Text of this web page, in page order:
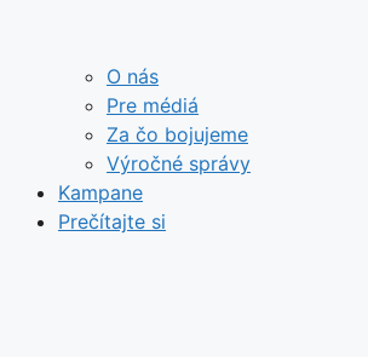
O nás
Pre médiá
Za čo bojujeme
Výročné správy
Kampane
Prečítajte si